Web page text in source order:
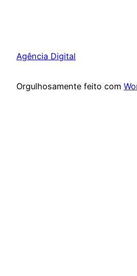
Agência Digital
Orgulhosamente feito com